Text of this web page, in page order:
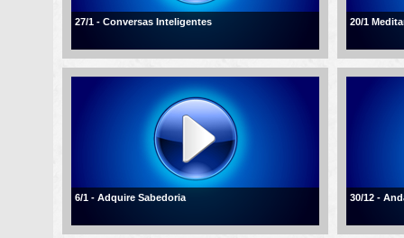
27/1 - Conversas Inteligentes 20/1
6/1 - Adquire Sabedoria 30/12 -